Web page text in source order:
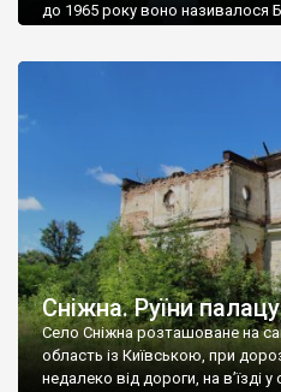
до 1965 року воно називалося
Наддністрянське
сіл. У селі є мурована
Сніжна. Руїни
Село Сніжна розташоване на
область із Київською, при
недалеко від дороги, на в’їзді